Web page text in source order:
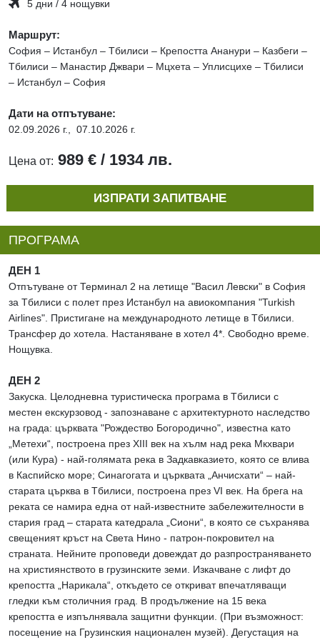
5 дни / 4 нощувки
Маршрут:
София – Истанбул – Тбилиси – Крепостта Ананури – Казбеги –
Тбилиси – Манастир Джвари – Мцхета – Уплисцихе – Тбилиси
– Истанбул – София
Дати на отпътуване:
02.09.2026 г., 07.10.2026 г.
Цена от: 989 € / 1934 лв.
ИЗПРАТИ ЗАПИТВАНЕ
ПРОГРАМА
ДЕН 1
Отпътуване от Терминал 2 на летище "Васил Левски" в София
за Тбилиси с полет през Истанбул на авиокомпания "Turkish
Airlines". Пристигане на международното летище в Тбилиси.
Трансфер до хотела. Настаняване в хотел 4*. Свободно време.
Нощувка.
ДЕН 2
Закуска. Целодневна туристическа програма в Тбилиси с
местен екскурзовод - запознаване с архитектурното наследство
на града: църквата "Рождество Богородично", известна като
„Метехи“, построена през XIII век на хълм над река Мкхвари
(или Кура) - най-голямата река в Задкавказието, която се влива
в Каспийско море; Синагогата и църквата „Анчисхати“ – най-
старата църква в Тбилиси, построена през VI век. На брега на
реката се намира една от най-известните забележителности в
стария град – старата катедрала „Сиони“, в която се съхранява
свещеният кръст на Света Нино - патрон-покровител на
страната. Нейните проповеди довеждат до разпространяването
на християнството в грузинските земи. Изкачване с лифт до
крепостта „Нарикала“, откъдето се откриват впечатляващи
гледки към столичния град. В продължение на 15 века
крепостта е изпълнявала защитни функции. (При възможност:
посещение на Грузинския национален музей). Дегустация на